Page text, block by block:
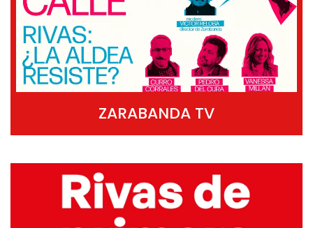
ZARABANDA TV